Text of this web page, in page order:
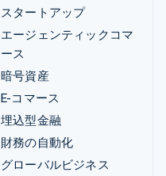
スタートアップ
エージェンティックコマ
ース
暗号資産
E-コマース
埋込型金融
財務の自動化
グローバルビジネス